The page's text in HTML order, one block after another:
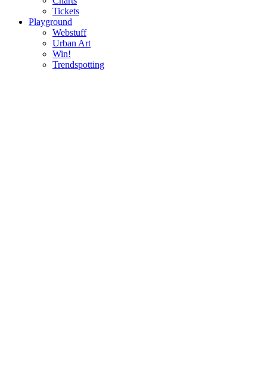
Tickets
Playground
Webstuff
Urban Art
Win!
Trendspotting